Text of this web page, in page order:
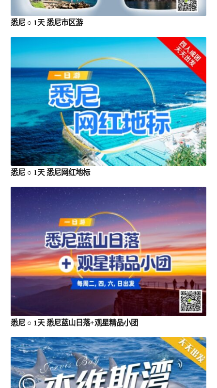
悉尼 ○ 1天 悉尼市区游
悉尼 ○ 1天 悉尼网红地标
悉尼 ○ 1天 悉尼蓝山日落+观星精品小团